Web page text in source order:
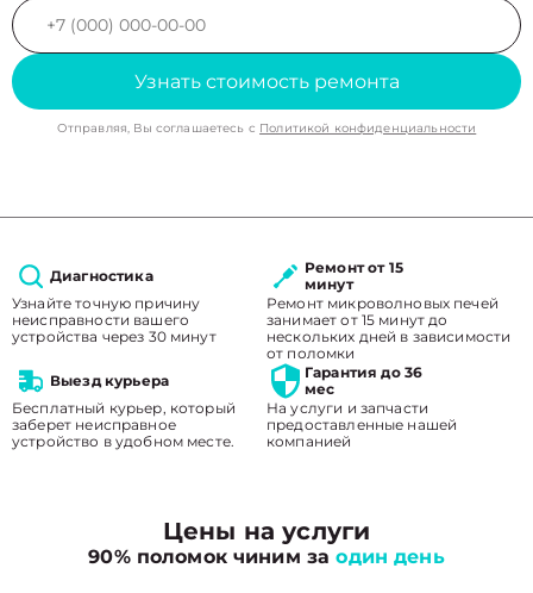
Узнать стоимость ремонта
Отправляя, Вы соглашаетесь с Политикой конфиденциальности
Диагностика
Узнайте точную причину
неисправности вашего
устройства через 30 минут
Ремонт от 15
минут
Ремонт микроволновых печей
занимает от 15 минут до
нескольких дней в зависимости
от поломки
Выезд курьера
Бесплатный курьер, который
заберет неисправное
устройство в удобном месте.
Гарантия до 36
мес
На услуги и запчасти
предоставленные нашей
компанией
Цены на услуги
90% поломок чиним заодин день